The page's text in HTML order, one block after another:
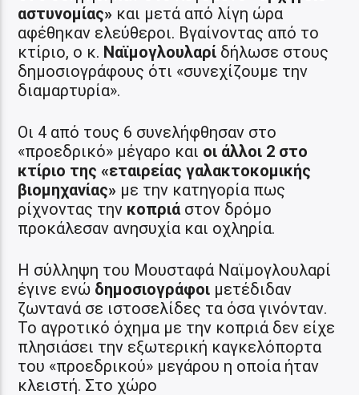
αστυνομίας» και μετά από λίγη ώρα
αφέθηκαν ελεύθεροι. Βγαίνοντας από το
κτίριο, ο κ. Ναϊμογλουλαρί δήλωσε στους
δημοσιογράφους ότι «συνεχίζουμε την
διαμαρτυρία».
Οι 4 από τους 6 συνελήφθησαν στο
«προεδρικό» μέγαρο και οι άλλοι 2 στο
κτίριο της «εταιρείας γαλακτοκομικής
βιομηχανίας» με την κατηγορία πως
ρίχνοντας την κοπριά στον δρόμο
προκάλεσαν ανησυχία και οχληρία.
Η σύλληψη του Μουσταφά Ναϊμογλουλαρί
έγινε ενώ δημοσιογράφοι μετέδιδαν
ζωντανά σε ιστοσελίδες τα όσα γινόνταν.
Το αγροτικό όχημα με την κοπριά δεν είχε
πλησιάσει την εξωτερική καγκελόπορτα
του «προεδρικού» μεγάρου η οποία ήταν
κλειστή. Στο χώρο